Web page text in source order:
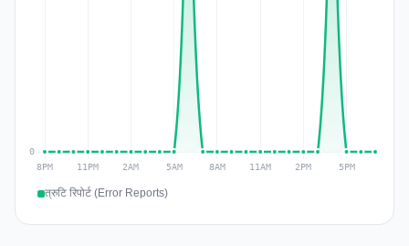
त्रुटि रिपोर्ट (Error Reports)